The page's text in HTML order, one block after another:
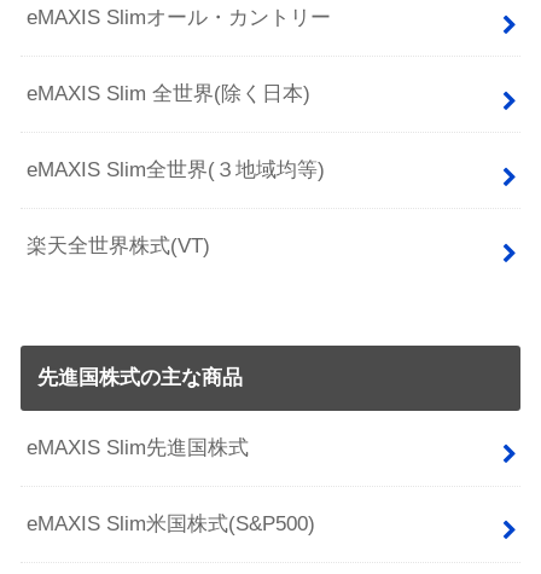
eMAXIS Slimオール・カントリー
eMAXIS Slim 全世界(除く日本)
eMAXIS Slim全世界(３地域均等)
楽天全世界株式(VT)
先進国株式の主な商品
eMAXIS Slim先進国株式
eMAXIS Slim米国株式(S&P500)